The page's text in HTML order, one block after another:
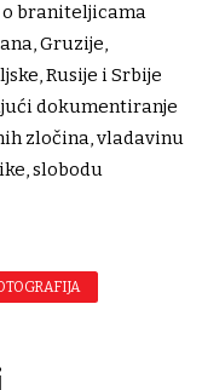
braniteljicama
Gruzije,
Rusije i Srbije
dokumentiranje
zločina, vladavinu
slobodu